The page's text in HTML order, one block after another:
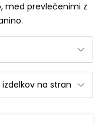
med prevlečenimi z